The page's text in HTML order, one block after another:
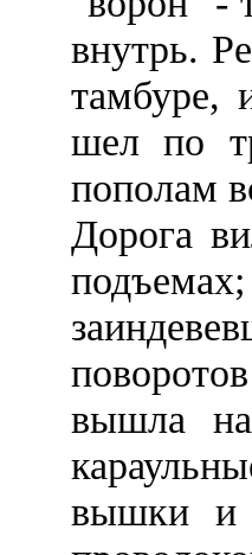
внутрь.
тамбуре,
шел по
пополам
Дорога
вышла
вышки и